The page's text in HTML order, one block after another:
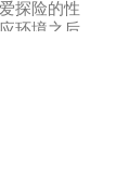
探险的性
环境之后，